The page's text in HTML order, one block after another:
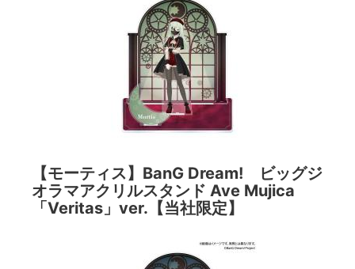
【モーティス】BanG Dream! ビッグジ
オラマアクリルスタンド Ave Mujica
「Veritas」ver.【当社限定】